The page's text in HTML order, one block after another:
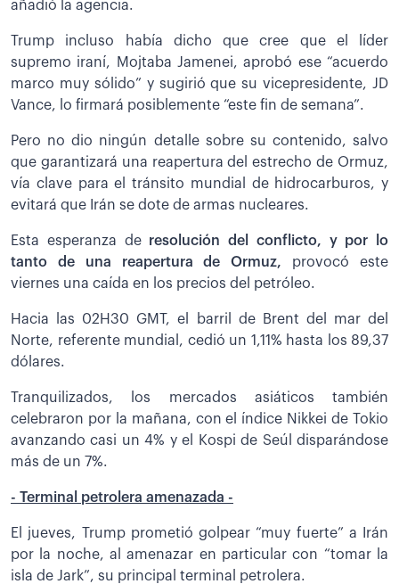
añadió la agencia.
Trump incluso había dicho que cree que el líder
supremo iraní, Mojtaba Jamenei, aprobó ese “acuerdo
marco muy sólido” y sugirió que su vicepresidente, JD
Vance, lo firmará posiblemente “este fin de semana”.
Pero no dio ningún detalle sobre su contenido, salvo
que garantizará una reapertura del estrecho de Ormuz,
vía clave para el tránsito mundial de hidrocarburos, y
evitará que Irán se dote de armas nucleares.
Esta esperanza de resolución del conflicto, y por lo
tanto de una reapertura de Ormuz, provocó este
viernes una caída en los precios del petróleo.
Hacia las 02H30 GMT, el barril de Brent del mar del
Norte, referente mundial, cedió un 1,11% hasta los 89,37
dólares.
Tranquilizados, los mercados asiáticos también
celebraron por la mañana, con el índice Nikkei de Tokio
avanzando casi un 4% y el Kospi de Seúl disparándose
más de un 7%.
- Terminal petrolera amenazada -
El jueves, Trump prometió golpear “muy fuerte” a Irán
por la noche, al amenazar en particular con “tomar la
isla de Jark”, su principal terminal petrolera.